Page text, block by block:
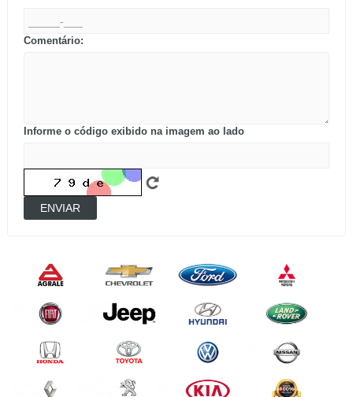
Comentário:
Informe o código exibido na imagem ao lado
ENVIAR